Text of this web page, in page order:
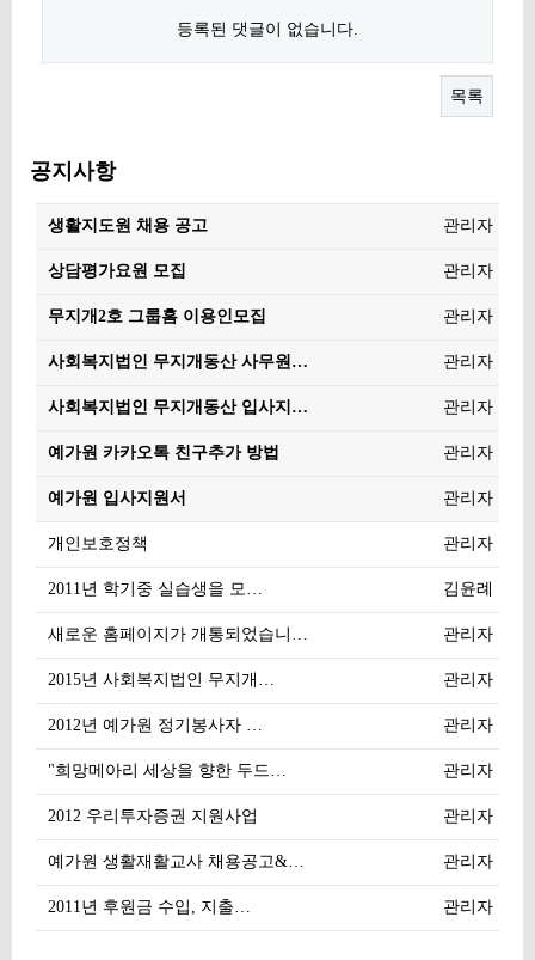
등록된 댓글이 없습니다.
목록
공지사항
생활지도원 채용 공고 관리자
상담평가요원 모집 관리자
무지개2호 그룹홈 이용인모집 관리자
사회복지법인 무지개동산 사무원… 관리자
사회복지법인 무지개동산 입사지… 관리자
예가원 카카오톡 친구추가 방법 관리자
예가원 입사지원서 관리자
개인보호정책 관리자
2011년 학기중 실습생을 모… 김윤례
새로운 홈페이지가 개통되었습니… 관리자
2015년 사회복지법인 무지개… 관리자
2012년 예가원 정기봉사자 … 관리자
"희망메아리 세상을 향한 두드… 관리자
2012 우리투자증권 지원사업 관리자
예가원 생활재활교사 채용공고&… 관리자
2011년 후원금 수입, 지출… 관리자